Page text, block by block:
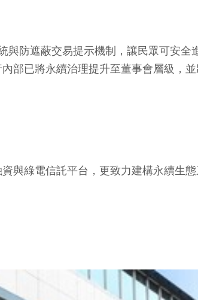
防遮蔽交易提示機制，讓民眾可安
部已將永續治理提升至董事會層級，
綠電信託平台，更致力建構永續生